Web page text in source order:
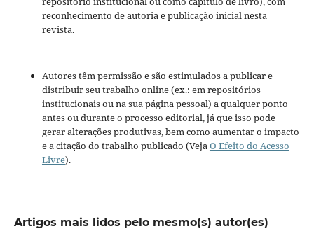
reconhecimento de autoria e publicação inicial nesta
revista.
Autores têm permissão e são estimulados a publicar e
distribuir seu trabalho online (ex.: em repositórios
institucionais ou na sua página pessoal) a qualquer ponto
antes ou durante o processo editorial, já que isso pode
gerar alterações produtivas, bem como aumentar o impacto
e a citação do trabalho publicado (VejaO Efeito do Acesso
Livre).
Artigos mais lidos pelo mesmo(s) autor(es)